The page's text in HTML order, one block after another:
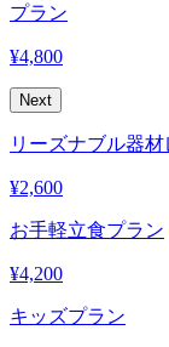
プラン
¥4,800
Next
リーズナブル器
¥2,600
お手軽立食プラン
¥4,200
キッズプラン